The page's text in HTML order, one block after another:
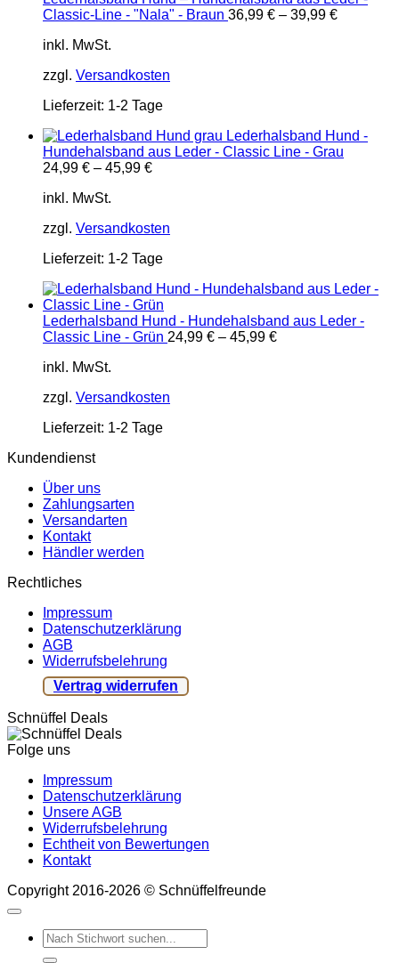
Classic-Line - "Nala" - Braun 36,99 € – 39,99 €
inkl. MwSt.
zzgl. Versandkosten
Lieferzeit: 1-2 Tage
Lederhalsband Hund -
Hundehalsband aus Leder - Classic Line - Grau
24,99 € – 45,99 €
inkl. MwSt.
zzgl. Versandkosten
Lieferzeit: 1-2 Tage
Lederhalsband Hund - Hundehalsband aus Leder -
Classic Line - Grün 24,99 € – 45,99 €
inkl. MwSt.
zzgl. Versandkosten
Lieferzeit: 1-2 Tage
Kundendienst
Über uns
Zahlungsarten
Versandarten
Kontakt
Händler werden
Rechtliches
Impressum
Datenschutzerklärung
AGB
Widerrufsbelehrung
Vertrag widerrufen
Schnüffel Deals
Folge uns
Impressum
Datenschutzerklärung
Unsere AGB
Widerrufsbelehrung
Echtheit von Bewertungen
Kontakt
Copyright 2016-2026 © Schnüffelfreunde
Suchen
nach: